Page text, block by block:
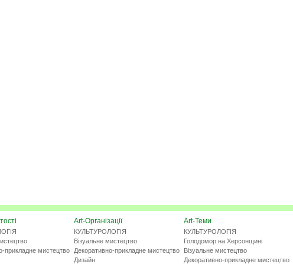
прикладне мистецтво
Art-Організації
КУЛЬТУРОЛОГІЯ
Візуальне мистецтво
Декоративно-прикладне мистецтво
Дизайн
Art-Теми
КУЛЬТУРОЛОГІЯ
Голодомор на Херсонщині
Візуальне мистецтво
Декоративно-прикладне мистецтво